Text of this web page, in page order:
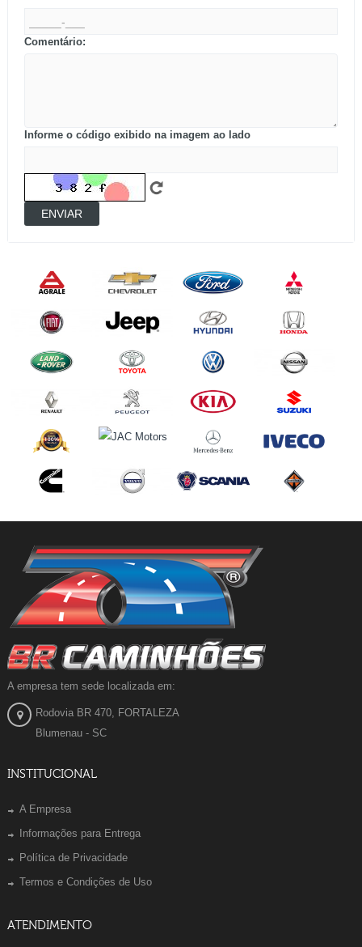
Comentário:
Informe o código exibido na imagem ao lado
ENVIAR
A empresa tem sede localizada em:
Rodovia BR 470, FORTALEZA
Blumenau - SC
INSTITUCIONAL
A Empresa
Informações para Entrega
Política de Privacidade
Termos e Condições de Uso
ATENDIMENTO